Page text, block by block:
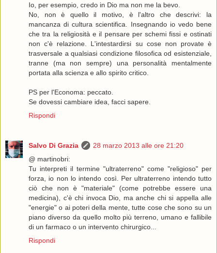
Io, per esempio, credo in Dio ma non me la bevo.
No, non è quello il motivo, è l'altro che descrivi: la
mancanza di cultura scientifica. Insegnando io vedo bene
che tra la religiosità e il pensare per schemi fissi e ostinati
non c'è relazione. L'intestardirsi su cose non provate è
trasversale a qualsiasi condizione filosofica od esistenziale,
tranne (ma non sempre) una personalità mentalmente
portata alla scienza e allo spirito critico.
PS per l'Economa: peccato.
Se dovessi cambiare idea, facci sapere.
Rispondi
Salvo Di Grazia
28 marzo 2013 alle ore 21:20
@ martinobri:
Tu interpreti il termine "ultraterreno" come "religioso" per
forza, io non lo intendo così. Per ultraterreno intendo tutto
ciò che non è "materiale" (come potrebbe essere una
medicina), c'è chi invoca Dio, ma anche chi si appella alle
"energie" o ai poteri della mente, tutte cose che sono su un
piano diverso da quello molto più terreno, umano e fallibile
di un farmaco o un intervento chirurgico...
Rispondi